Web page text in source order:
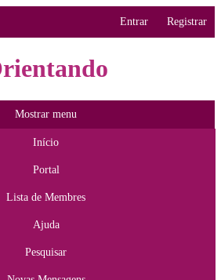
Entrar Registrar
Mostrar menu
Início
Portal
Lista de Membres
Ajuda
Pesquisar